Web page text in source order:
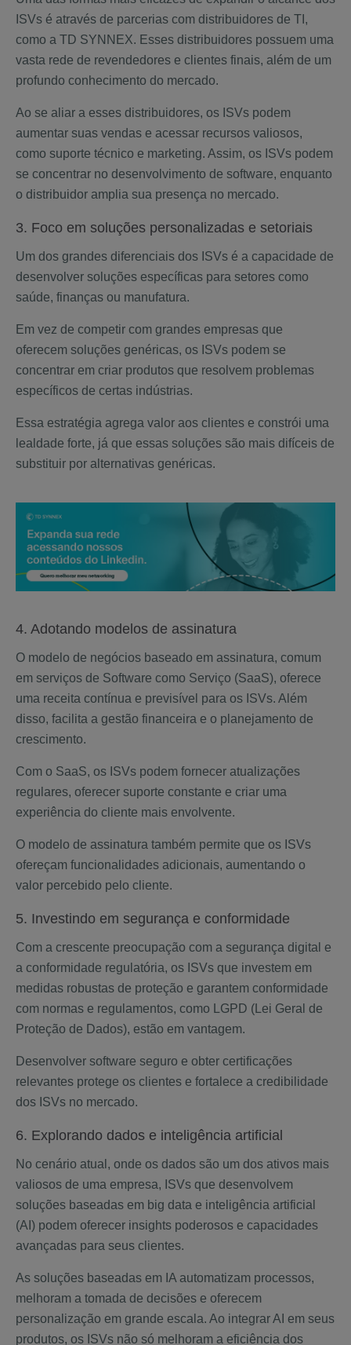
ISVs é através de parcerias com distribuidores de TI,
como a TD SYNNEX. Esses distribuidores possuem uma
vasta rede de revendedores e clientes finais, além de um
profundo conhecimento do mercado.
Ao se aliar a esses distribuidores, os ISVs podem
aumentar suas vendas e acessar recursos valiosos,
como suporte técnico e marketing. Assim, os ISVs podem
se concentrar no desenvolvimento de software, enquanto
o distribuidor amplia sua presença no mercado.
3. Foco em soluções personalizadas e setoriais
Um dos grandes diferenciais dos ISVs é a capacidade de
desenvolver soluções específicas para setores como
saúde, finanças ou manufatura.
Em vez de competir com grandes empresas que
oferecem soluções genéricas, os ISVs podem se
concentrar em criar produtos que resolvem problemas
específicos de certas indústrias.
Essa estratégia agrega valor aos clientes e constrói uma
lealdade forte, já que essas soluções são mais difíceis de
substituir por alternativas genéricas.
4. Adotando modelos de assinatura
O modelo de negócios baseado em assinatura, comum
em serviços de Software como Serviço (SaaS), oferece
uma receita contínua e previsível para os ISVs. Além
disso, facilita a gestão financeira e o planejamento de
crescimento.
Com o SaaS, os ISVs podem fornecer atualizações
regulares, oferecer suporte constante e criar uma
experiência do cliente mais envolvente.
O modelo de assinatura também permite que os ISVs
ofereçam funcionalidades adicionais, aumentando o
valor percebido pelo cliente.
5. Investindo em segurança e conformidade
Com a crescente preocupação com a segurança digital e
a conformidade regulatória, os ISVs que investem em
medidas robustas de proteção e garantem conformidade
com normas e regulamentos, como LGPD (Lei Geral de
Proteção de Dados), estão em vantagem.
Desenvolver software seguro e obter certificações
relevantes protege os clientes e fortalece a credibilidade
dos ISVs no mercado.
6. Explorando dados e inteligência artificial
No cenário atual, onde os dados são um dos ativos mais
valiosos de uma empresa, ISVs que desenvolvem
soluções baseadas em big data e inteligência artificial
(AI) podem oferecer insights poderosos e capacidades
avançadas para seus clientes.
As soluções baseadas em IA automatizam processos,
melhoram a tomada de decisões e oferecem
personalização em grande escala. Ao integrar AI em seus
produtos, os ISVs não só melhoram a eficiência dos